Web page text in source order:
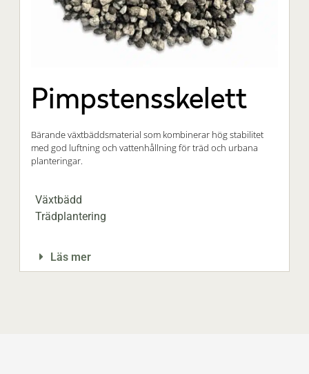
Pimpstensskelett
Bärande växtbäddsmaterial som kombinerar hög stabilitet
med god luftning och vattenhållning för träd och urbana
planteringar.
Växtbädd
Trädplantering
Läs mer